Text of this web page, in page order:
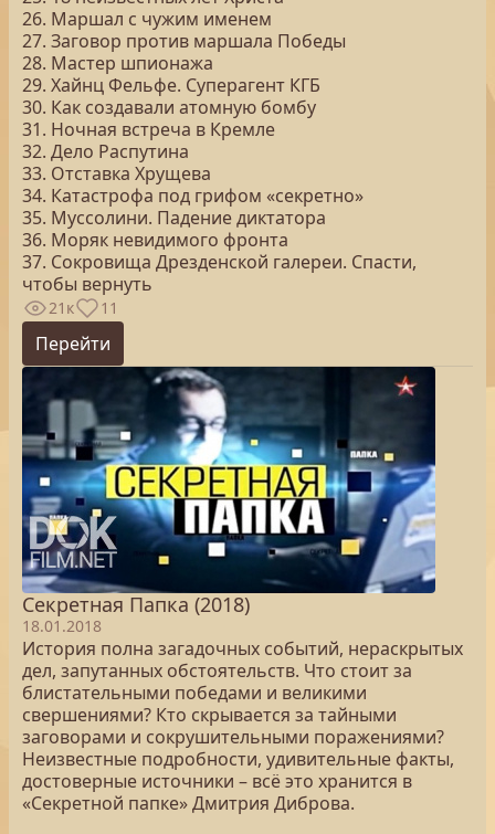
26. Маршал с чужим именем
27. Заговор против маршала Победы
28. Мастер шпионажа
29. Хайнц Фельфе. Суперагент КГБ
30. Как создавали атомную бомбу
31. Ночная встреча в Кремле
32. Дело Распутина
33. Отставка Хрущева
34. Катастрофа под грифом «секретно»
35. Муссолини. Падение диктатора
36. Моряк невидимого фронта
37. Сокровища Дрезденской галереи. Спасти,
чтобы вернуть
21к 11
Перейти
Секретная Папка (2018)
18.01.2018
История полна загадочных событий, нераскрытых
дел, запутанных обстоятельств. Что стоит за
блистательными победами и великими
свершениями? Кто скрывается за тайными
заговорами и сокрушительными поражениями?
Неизвестные подробности, удивительные факты,
достоверные источники – всё это хранится в
«Секретной папке» Дмитрия Диброва.